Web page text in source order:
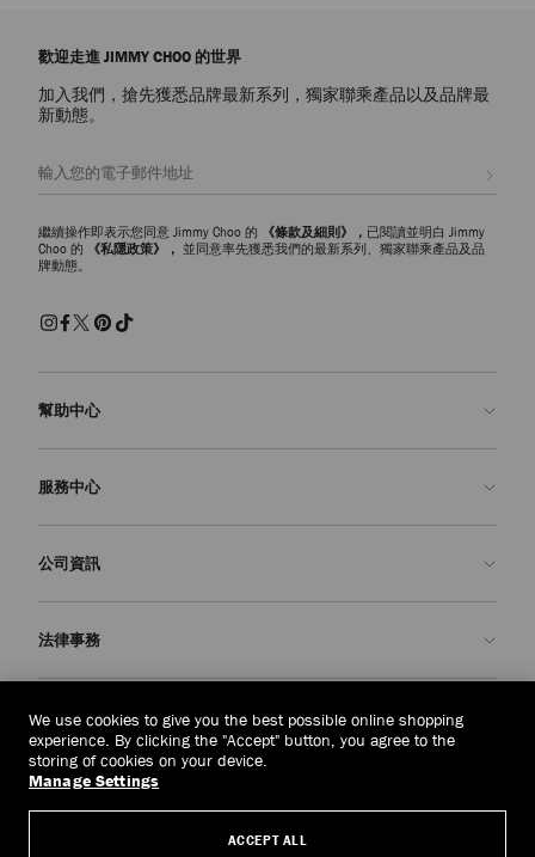
歡迎走進 JIMMY CHOO 的世界
加入我們，搶先獲悉品牌最新系列，獨家聯乘產品以及品牌最
新動態。
繼續操作即表示您同意 Jimmy Choo 的 《條款及細則》， 已閱讀並明白 Jimmy
Choo 的
《私隱政策》， 並同意率先獲悉我們的最新系列、獨家聯乘產品及品
牌動態。
幫助中心
常見問題解答
申請退貨
送貨
服務中心
定制服務
保修服務
公司資訊
我們的歷史
我們的影響與責任
我們的影響
匠心工藝
法律事務
條款與條件
被遺忘權
主體存取請求表
老撾(HK$)
We use cookies to give you the best possible online shopping
experience. By clicking the "Accept" button, you agree to the
storing of cookies on your device.
Manage Settings
ACCEPT ALL